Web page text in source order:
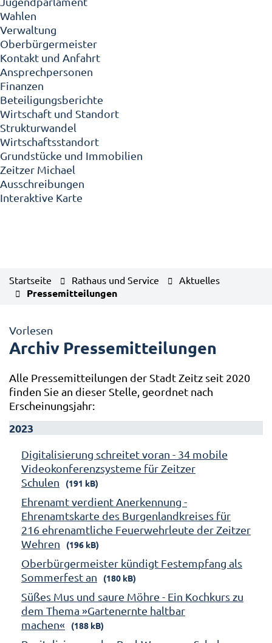
Wahlen
Verwaltung
Oberbürgermeister
Kontakt und Anfahrt
Ansprechpersonen
Finanzen
Beteiligungsberichte
Wirtschaft und Standort
Strukturwandel
Wirtschaftsstandort
Grundstücke und Immobilien
Zeitzer Michael
Ausschreibungen
Interaktive Karte
Startseite Rathaus und Service Aktuelles
Pressemitteilungen
Vorlesen
Archiv Pressemitteilungen
Alle Pressemitteilungen der Stadt Zeitz seit 2020
finden Sie an dieser Stelle, geordnet nach
Erscheinungsjahr:
2023
Digitalisierung schreitet voran - 34 mobile
Videokonferenzsysteme für Zeitzer
Schulen
(191 kB)
Ehrenamt verdient Anerkennung -
Ehrenamtskarte des Burgenlandkreises für
216 ehrenamtliche Feuerwehrleute der Zeitzer
Wehren
(196 kB)
Oberbürgermeister kündigt Festempfang als
Sommerfest an
(180 kB)
Süßes Mus und saure Möhre - Ein Kochkurs zu
dem Thema »Gartenernte haltbar
machen«
(188 kB)